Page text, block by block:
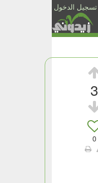
تسجيل الدخول
3
0